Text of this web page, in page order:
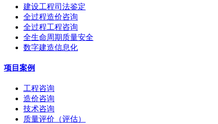
建设工程司法鉴定
全过程造价咨询
全过程工程咨询
全生命周期质量安全
数字建造信息化
项目案例
工程咨询
造价咨询
技术咨询
质量评价（评估）